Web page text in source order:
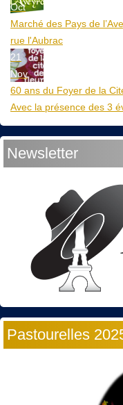
Oct
Marché des Pays de
rue l'Aubrac
21
Nov
60 ans du Foyer de la
Avec la présence des 3
Newsletter
Pastourelles